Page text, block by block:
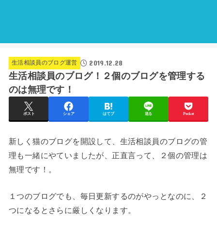
生活相談員のブログ運営 2019.12.28
生活相談員のブログ！２個のブログを管理する
のは無理です！
ポスト シェア はてブ 送る Pocket
新しく猫のブログを開設して、生活相談員のブログの管
理も一緒にやていましたが、正直言って、２個の管理は
無理です！。
１つのブログでも、毎日更新するのがやっとなのに、２
つになるとさらに厳しくなります。